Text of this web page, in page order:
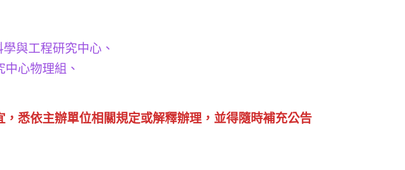
與工程研究中心、
心物理組、
悉依主辦單位相關規定或解釋辦理，並得隨時補充公告